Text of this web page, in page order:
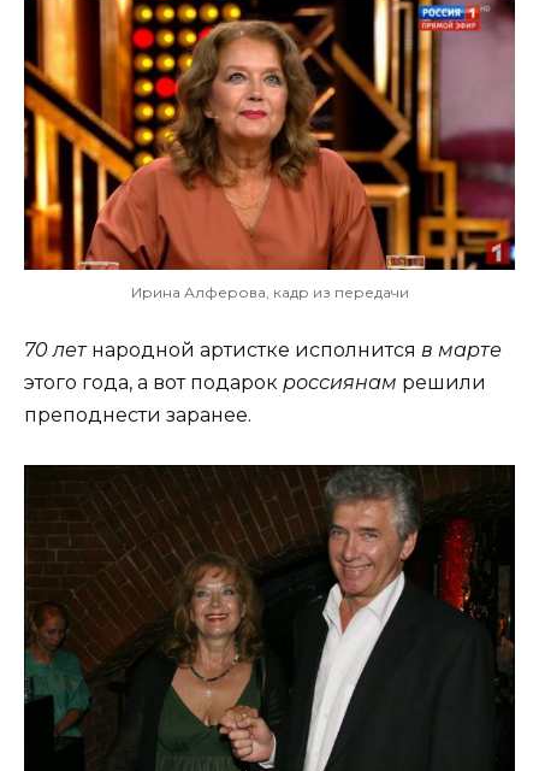
Ирина Алферова, кадр из передачи
70 летнародной артистке исполнится в марте
этого года, а вот подарок россиянам решили
преподнести заранее.